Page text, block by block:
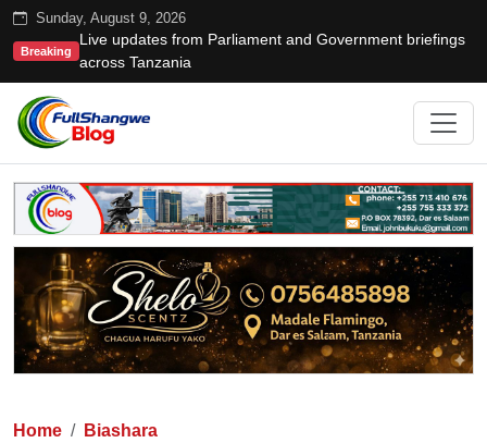
Sunday, August 9, 2026
Breaking
Live updates from Parliament and Government briefings
across Tanzania
Home Biashara